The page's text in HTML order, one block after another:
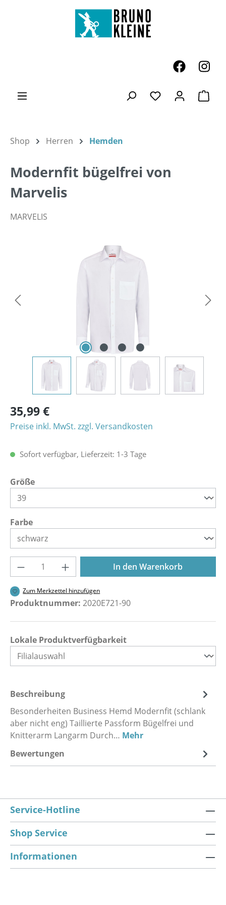
Zum Hauptinhalt springen
Du hast 0
Shop Herren Hemden
Modernfit bügelfrei von
Marvelis
MARVELIS
Bildergalerie überspringen
35,99 €
Preise inkl. MwSt. zzgl. Versandkosten
Sofort verfügbar, Lieferzeit: 1-3 Tage
Größeauswählen
Farbeauswählen
Produkt Anzahl: Gib den gewünschten
In den Warenkorb
Zum Merkzettel hinzufügen
Produktnummer: 2020E721-90
Lokale Produktverfügbarkeit
Beschreibung
Besonderheiten Business Hemd Modernfit (schlank
aber nicht eng) Taillierte Passform Bügelfrei und
Knitterarm Langarm Durch… Mehr
Bewertungen
Service-Hotline
Shop Service
Informationen